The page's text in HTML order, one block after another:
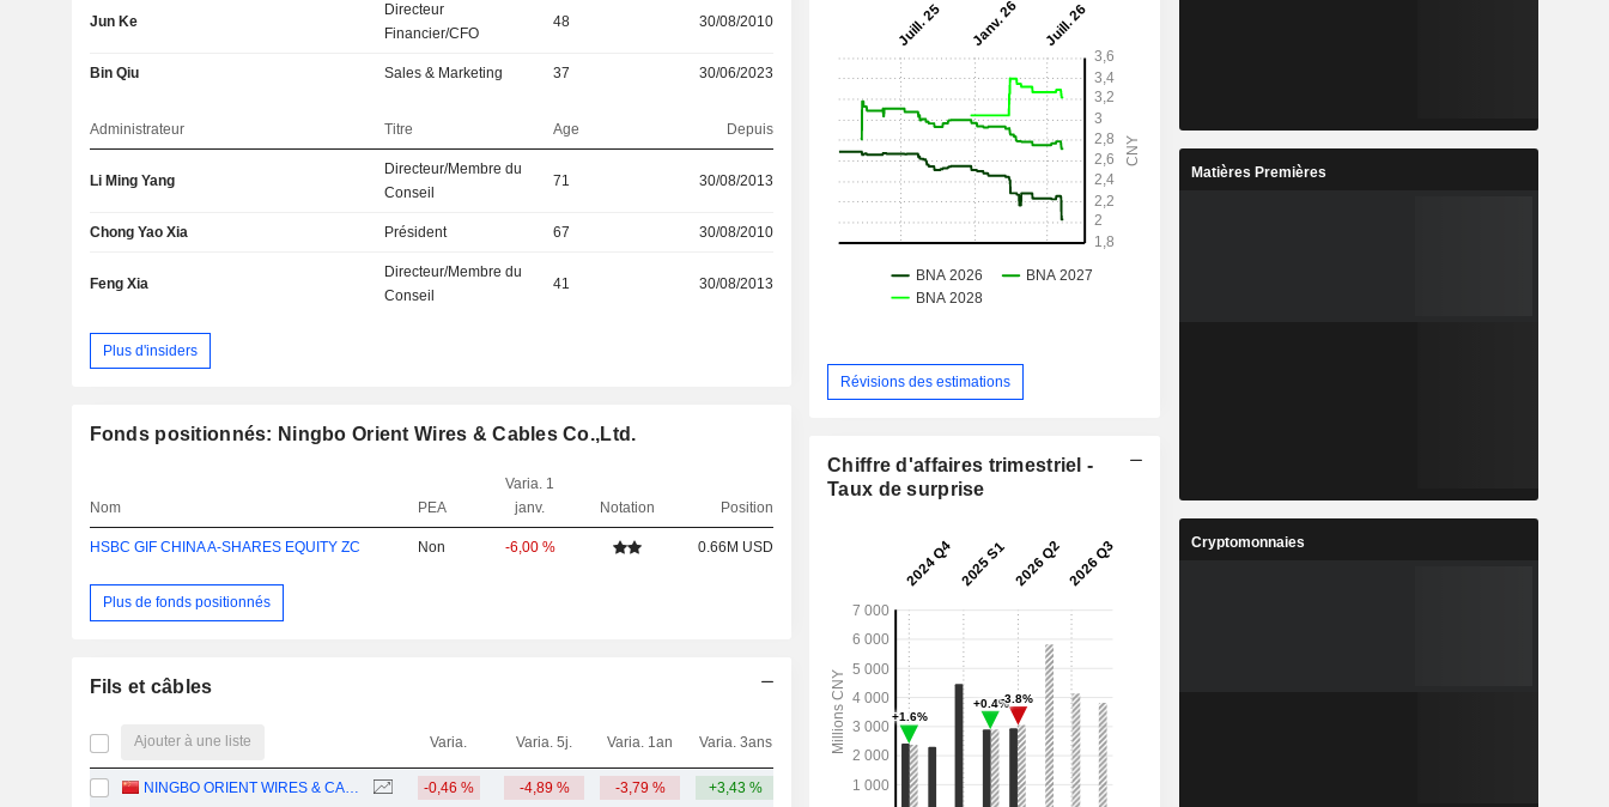
Jun Ke
Directeur
Financier/CFO
48 30/08/2010
Bin Qiu Sales & Marketing 37 30/06/2023
Administrateur Titre Age Depuis
Li Ming Yang
Directeur/Membre du
Conseil
71 30/08/2013
Chong Yao Xia Président 67 30/08/2010
Feng Xia
Directeur/Membre du
Conseil
41 30/08/2013
Plus d'insiders
Fonds positionnés: Ningbo Orient Wires & Cables Co.,Ltd.
Nom PEA
Varia. 1
janv.
Notation Position
HSBC GIF CHINA A-SHARES EQUITY ZC Non -6,00 % 0.66M USD
Plus de fonds positionnés
Fils et câbles
Ajouter à une liste Varia. Varia. 5j. Varia. 1an Varia. 3ans Capi.($)
-0,46 % -4,89 % -3,79 % +3,43 % 4,73 Md
Révisions des estimations
Chiffre d'affaires trimestriel -
Taux de surprise
Matières Premières
Cryptomonnaies